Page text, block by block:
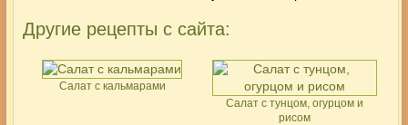
Другие рецепты с сайта:
Салат с кальмарами
Салат с тунцом, огурцом и
рисом